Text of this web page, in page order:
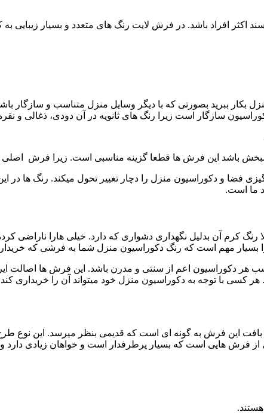
افراد باشد. در فرش لایت رنگ های متعدد و بسیار زیبایی
بکار ببرید بصورتی که با دیگر وسایل منزل متناسب و سازگار
سازگار است زیرا رنگ های ثانویه در آن دودی، ذغالی و
باشد این فرش ها قطعا گزینه مناسبی است. زیرا فرش اصلی
و دکوراسیون منزل را دچار تغییر تحول میکند. رنگ ها در
ما است.
کرم آن بدلیل نگهداری دشواری که دارد. خیلی هارا ناراضی
بسیار مهم است که رنگ دکوراسیون منزل شما به فرشی که
دکوراسیون اعم از سنتی و مدرن باشد. این فرش ها اصالت
کسی با توجه به دکوراسیون منزل خود میتواند آن را خریداری
این فرش به گونه ای است که قدیمی بنظر میرسد. این نوع طرح
هایی است که بسیار پرطرفدار است و خواهان زیادی دارد و